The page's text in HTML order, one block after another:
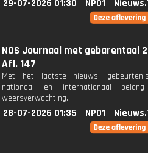
29-07-2026 01:30 NPO1
NOS Journaal met gebarentaal
Afl. 147
Met het laatste nieuws,
nationaal en internationaal
weersverwachting.
28-07-2026 01:35 NPO1